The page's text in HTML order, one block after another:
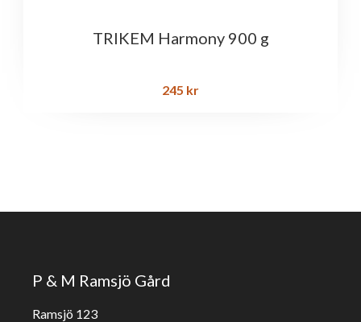
TRIKEM Harmony 900 g
245 kr
P & M Ramsjö Gård
Ramsjö 123